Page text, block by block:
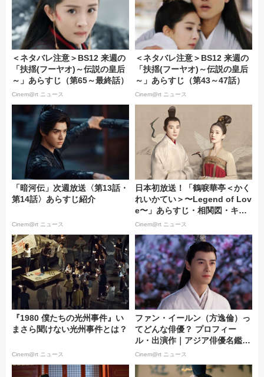
＜ネタバレ注意＞BS12 来週の
「扶揺(フーヤオ)～伝説の皇后
～」あらすじ（第65～最終話）
Cinem@rt ニュース
＜ネタバレ注意＞BS12 来週の
「扶揺(フーヤオ)～伝説の皇后
～」あらすじ（第43～47話）
Cinem@rt ニュース
「暗河伝」次週放送〈第13話・
第14話〉あらすじ紹介
Cinem@rt ニュース
日本初放送！「鶴唳華亭＜かく
れいかてい＞〜Legend of Lov
e〜」あらすじ・相関図・キャ
スト・みどころ解説｜チャンネ
ル銀河にて10/18スタート
Cinem@rt ニュース
『1980 僕たちの光州事件』い
まさら聞けない光州事件とは？
Cinem@rt ニュース
ファン・イールン（方逸倫）っ
てどんな俳優？ プロフィー
ル・出演作｜アジア俳優名鑑
＃153
Cinem@rt ニュース